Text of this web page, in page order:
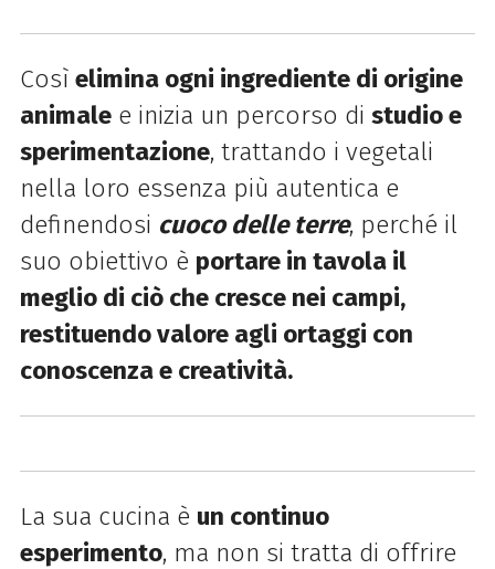
Così elimina ogni ingrediente di origine
animalee inizia un percorso di studio e
sperimentazione, trattando i vegetali
nella loro essenza più autentica e
definendosi cuoco delle terre, perché il
suo obiettivo è portare in tavola il
meglio di ciò che cresce nei campi,
restituendo valore agli ortaggi con
conoscenza e creatività.
La sua cucina è un continuo
esperimento, ma non si tratta di offrire